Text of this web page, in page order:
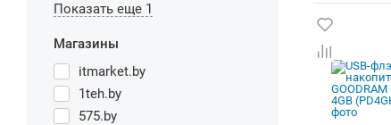
Показать еще 1
Магазины
itmarket.by
1teh.by
575.by